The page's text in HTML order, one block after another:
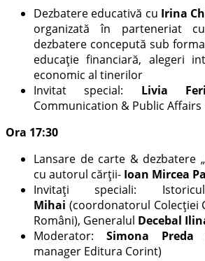
Dezbatere educativă cu Irina
organizată în parteneriat
dezbatere concepută sub
educație financiară, alegeri
economic al tinerilor
Invitat special: Livia
Communication & Public Affairs
Ora 17:30
Lansare de carte & dezbatere
cu autorul cărții- Ioan Mircea
Invitați speciali:
Mihai (coordonatorul Colecției
Români), Generalul Decebal
Moderator: Simona
manager Editura Corint)